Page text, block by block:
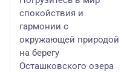
спокойствия и
гармонии с
окружающей природой
на берегу
Осташковского озера